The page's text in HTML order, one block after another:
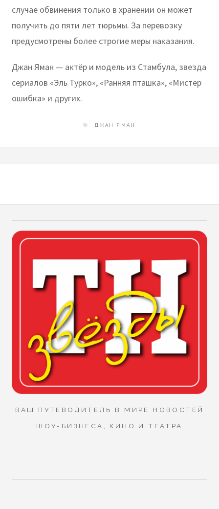
случае обвинения только в хранении он может
получить до пяти лет тюрьмы. За перевозку
предусмотрены более строгие меры наказания.
Джан Яман — актёр и модель из Стамбула, звезда
сериалов «Эль Турко», «Ранняя пташка», «Мистер
ошибка» и других.
ДЖАН ЯМАН
ВАШ ПУТЕВОДИТЕЛЬ В МИРЕ НОВОСТЕЙ
ШОУ-БИЗНЕСА, КИНО И ТЕАТРА